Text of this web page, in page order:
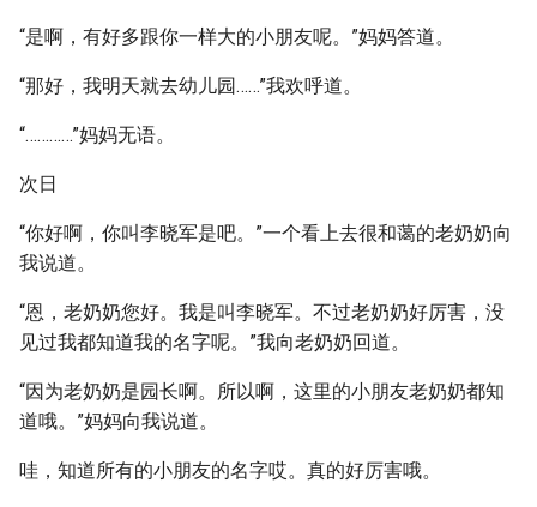
“是啊，有好多跟你一样大的小朋友呢。”妈妈答道。
“那好，我明天就去幼儿园……”我欢呼道。
“…………”妈妈无语。
次日
“你好啊，你叫李晓军是吧。”一个看上去很和蔼的老奶奶向
我说道。
“恩，老奶奶您好。我是叫李晓军。不过老奶奶好厉害，没
见过我都知道我的名字呢。”我向老奶奶回道。
“因为老奶奶是园长啊。所以啊，这里的小朋友老奶奶都知
道哦。”妈妈向我说道。
哇，知道所有的小朋友的名字哎。真的好厉害哦。